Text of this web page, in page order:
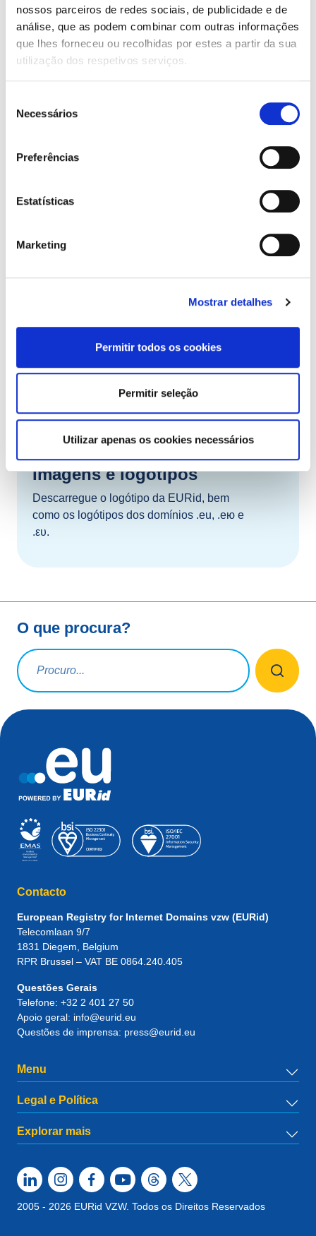
nossos parceiros de redes sociais, de publicidade e de
análise, que as podem combinar com outras informações
que lhes forneceu ou recolhidas por estes a partir da sua
utilização dos respetivos serviços.
Necessários
Preferências
Estatísticas
Marketing
Mostrar detalhes
Permitir todos os cookies
Permitir seleção
Utilizar apenas os cookies necessários
de registo.
apresenta as atividades da EURid e mostra
empresas na sua expansão pelos mercados
Imagens e logótipos
Descarregue o logótipo da EURid, bem
como os logótipos dos domínios .eu, .ею e
.ευ.
O que procura?
Termo a pesquisar
Contacto
European Registry for Internet Domains vzw (EURid)
Telecomlaan 9/7
1831 Diegem , Belgium
RPR Brussel – VAT BE 0864.240.405
Questões Gerais
Telefone: +32 2 401 27 50
Apoio geral: info@eurid.eu
Questões de imprensa: press@eurid.eu
Menu
Legal e Política
Explorar mais
2005 - 2026 EURid VZW. Todos os Direitos Reservados